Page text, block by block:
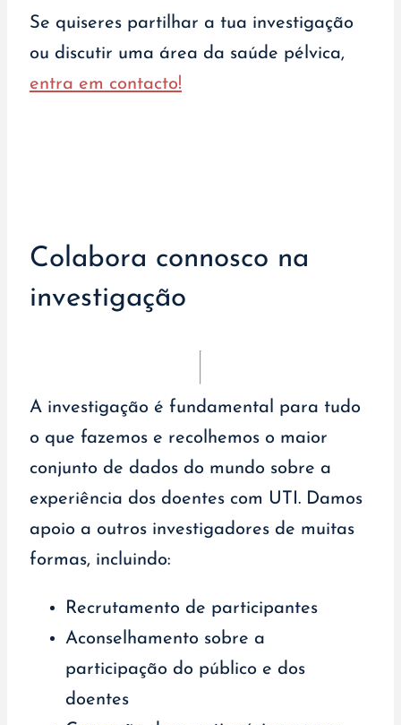
Se quiseres partilhar a tua investigação
ou discutir uma área da saúde pélvica,
entra em contacto!
Colabora connosco na
investigação
A investigação é fundamental para tudo
o que fazemos e recolhemos o maior
conjunto de dados do mundo sobre a
experiência dos doentes com UTI. Damos
apoio a outros investigadores de muitas
formas, incluindo:
Recrutamento de participantes
Aconselhamento sobre a
participação do público e dos
doentes